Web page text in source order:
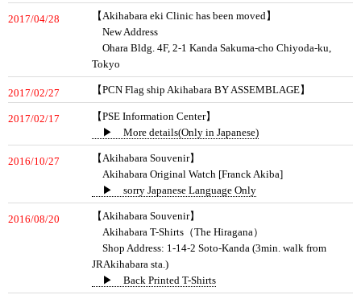
2017/04/28
【Akihabara eki Clinic has been moved】
New Address
Ohara Bldg. 4F, 2-1 Kanda Sakuma-cho Chiyoda-ku,
Tokyo
2017/02/27 【PCN Flag ship Akihabara BY ASSEMBLAGE】
2017/02/17
【PSE Information Center】
▶ More details(Only in Japanese)
2016/10/27
【Akihabara Souvenir】
Akihabara Original Watch [Franck Akiba]
▶ sorry Japanese Language Only
2016/08/20
【Akihabara Souvenir】
Akihabara T-Shirts（The Hiragana）
Shop Address: 1-14-2 Soto-Kanda (3min. walk from
JRAkihabara sta.)
▶ Back Printed T-Shirts